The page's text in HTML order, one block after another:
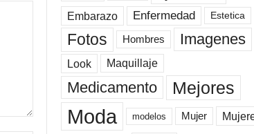
Embarazo Enfermedad Estetica
Fotos Hombres Imagenes
Look Maquillaje
Medicamento Mejores
Moda modelos Mujer